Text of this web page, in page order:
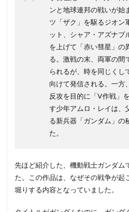
ンと地球連邦の戦いが始
ツ「ザク」を駆るジオン
ット、シャア・アズナブ
を上げて「赤い彗星」の
る。激戦の末、両軍の間
られるが、時を同じくし
向けて発信される。一方
反攻を目的に「V作戦」
す少年アムロ・レイは、
る新兵器「ガンダム」の
た。
先ほど紹介した、機動戦士ガンダム
た。この作品は、なぜその戦争が起
堀りする内容となっていました。